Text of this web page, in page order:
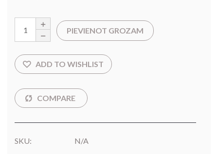
PIEVIENOT GROZAM
SKU: N/A